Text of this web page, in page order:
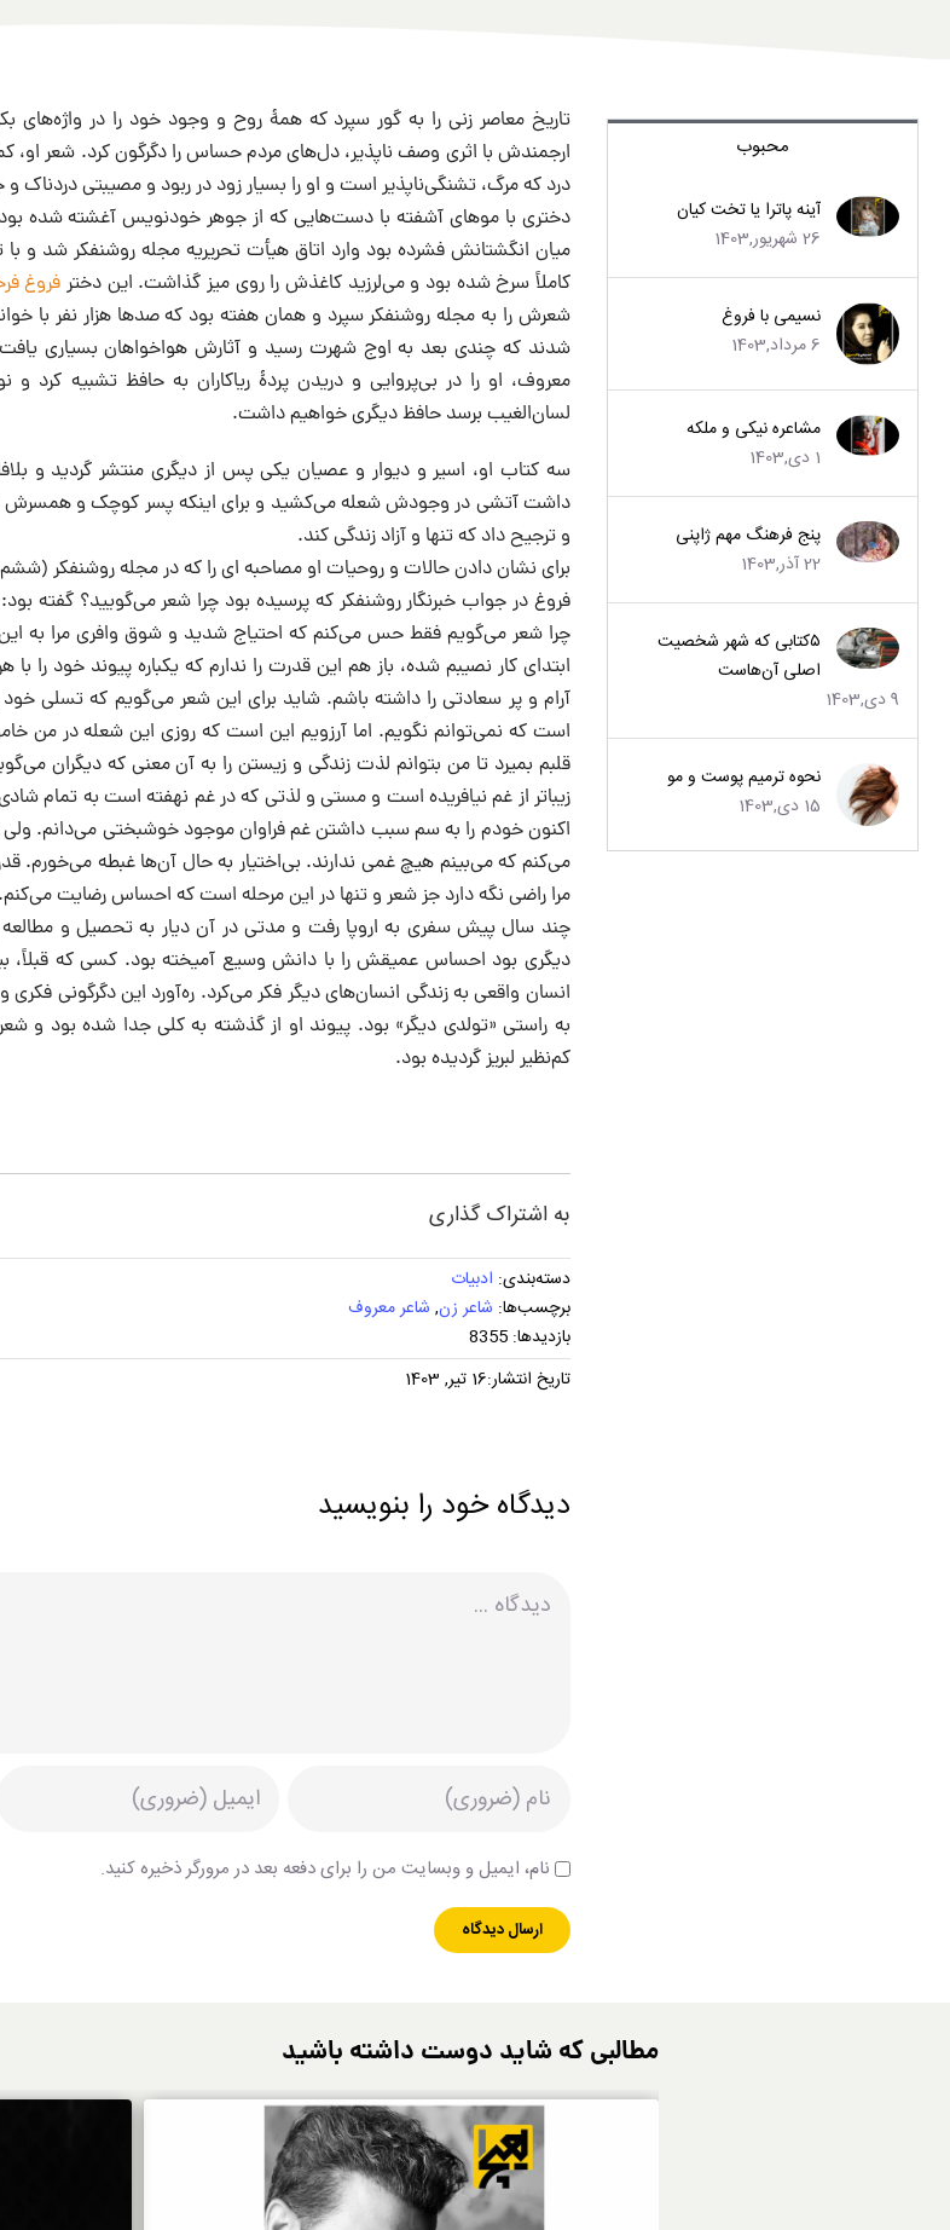
محبوب
آینه پاترا یا تخت کیان
26 شهریور,1403
نسیمی با فروغ
6 مرداد,1403
مشاعره نیکی و ملکه
1 دی,1403
پنج فرهنگ مهم ژاپنی
22 آذر,1403
۵کتابی که شهر شخصیت
اصلی آن‌هاست
9 دی,1403
نحوه ترمیم پوست و مو
15 دی,1403
تاریخ معاصر زنی را به گور سپرد که همۀ روح و وجود خود را در واژه‌های
ارجمندش با اثری وصف ناپذیر، دل‌های مردم حساس را دگرگون کرد. شعر او،
درد که مرگ، تشنگی‌ناپذیر است و او را بسیار زود در ربود و مصیبتی دردناک
دختری با موهای آشفته با دست‌هایی که از جوهر خودنویس آغشته شده بود،
میان انگشتانش فشرده بود وارد اتاق هيأت تحريريه مجله روشنفکر شد و
کاملاً سرخ شده بود و می‌لرزید کاغذش را روی میز گذاشت. این دختر فروغ
شعرش را به مجله روشنفکر سپرد و همان هفته بود که صدها هزار نفر با
شدند که چندی بعد به اوج شهرت رسید و آثارش هواخواهان بسیاری
معروف، او را در بی‌پروایی و دریدن پردۀ ریاکاران به حافظ تشبیه کرد
لسان‌الغیب برسد حافظ دیگری خواهیم داشت.
سه کتاب او، اسیر و دیوار و عصیان یکی پس از دیگری منتشر گردید و
داشت آتشی در وجودش شعله می‌کشید و برای اینکه پسر کوچک و همسرش را
و ترجیح داد که تنها و آزاد زندگی کند.
برای نشان دادن حالات و روحیات او مصاحبه ای را که در مجله روشنفکر (ششم مهر ۱۳۳۴) درج شده در اینجا
فروغ در جواب خبرنگار روشنفکر که پرسیده بود چرا شعر می‌گویید؟ گفته
چرا شعر می‌گویم فقط حس می‌کنم که احتیاج شدید و شوق وافری مرا به
ابتدای کار نصیبم شده، باز هم این قدرت را ندارم که یکباره پیوند خود را
آرام و پر سعادتی را داشته باشم. شاید برای این شعر می‌گویم که تسلی
است که نمی‌توانم نگویم. اما آرزویم این است که روزی این شعله در من
قلبم بمیرد تا من بتوانم لذت زندگی و زیستن را به آن معنی که دیگران
زیباتر از غم نیافریده است و مستی و لذتی که در غم نهفته است به تمام
اکنون خودم را به سم سبب داشتن غم فراوان موجود خوشبختی می‌دانم. ولی
می‌کنم که می‌بینم هیچ غمی ندارند. بی‌اختیار به حال آن‌ها غبطه می‌خورم.
مرا راضی نگه دارد جز شعر و تنها در این مرحله است که احساس رضایت
چند سال پیش سفری به اروپا رفت و مدتی در آن دیار به تحصیل و
دیگری بود احساس عمیقش را با دانش وسیع آمیخته بود. کسی که قبلاً،
انسان واقعی به زندگی انسان‌های دیگر فکر می‌کرد. ره‌آورد این دگرگونی فکری
به راستی «تولدی دیگر» بود. پیوند او از گذشته به کلی جدا شده بود و
کم‌نظیر لبریز گردیده بود.
به اشتراک گذاری
دسته‌بندی: ادبیات
برچسب‌ها: شاعر زن, شاعر معروف
بازدیدها: 8355
تاریخ انتشار:16 تیر, 1403
دیدگاه خود را بنویسید
نام، ایمیل و وبسایت من را برای دفعه بعد در مرورگر ذخیره کنید.
مطالبی که شاید دوست داشته باشید